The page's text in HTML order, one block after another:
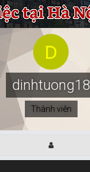
dinhtuong18
Thành viên